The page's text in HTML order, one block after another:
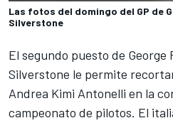
Las fotos del domingo del GP de
Silverstone
El segundo puesto de George
Silverstone le permite
Andrea Kimi Antonelli en la
campeonato de pilotos. El